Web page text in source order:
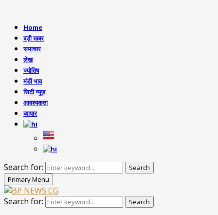
Home
बड़ी खबर
समाचार
लेख
ज्योतिष
मंडी भाव
सिटी न्यूज़
आवश्यकता
व्यापार
Search for:
Search
Primary Menu
Search for: Search